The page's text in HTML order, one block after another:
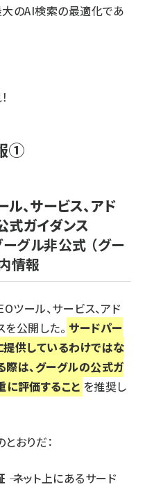
大のAI検索の最適化であ
①
、サービス、アド
式ガイダンス
ーグル非公式 （グー
情報
ツール、サービス、アド
公開した。 サードパー
提供しているわけではな
際は、グーグルの公式ガ
に評価すること を推奨し
おりだ：
―― ネット上にあるサード